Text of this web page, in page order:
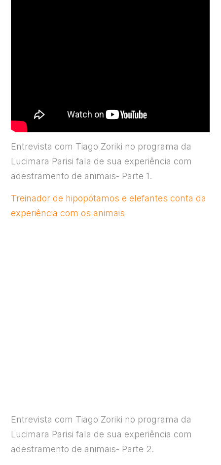
Entrevista com Tiago Zoriki no programa da
Lucimara Parisi fala de sua experiência com
adestramento de animais- Parte 1.
Treinador de hipopótamos e elefantes conta da
experiência com os animais
Entrevista com Tiago Zoriki no programa da
Lucimara Parisi fala de sua experiência com
adestramento de animais- Parte 2.